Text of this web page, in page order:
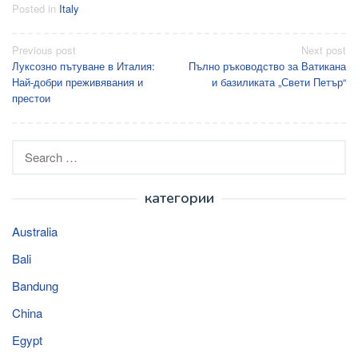
Posted in Italy
Post
navigation
Previous post
Луксозно пътуване в Италия:
Най-добри преживявания и
престои
Next post
Пълно ръководство за Ватикана
и базиликата „Свети Петър“
for:
категории
Australia
Bali
Bandung
China
Egypt